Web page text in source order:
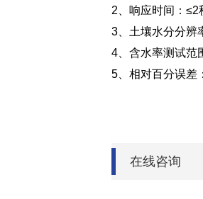
2、响应时
3、土壤水分分辨
4、含水率测试范
5、相对百分误差
在线咨询